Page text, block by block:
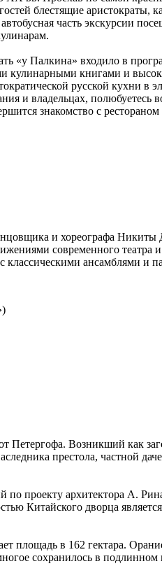
блестящие аристократы,
часть экскурсии
«у Палкина» входило в
кулинарными книгами и
русской кухни в
и владельцах,
знакомство с
и хореографа
современного
классическими ансамблями и
Возникший как
престола, частной
проекту архитектора А.
Китайского дворца
площадь в 162 гектара.
сохранилось в подлинном